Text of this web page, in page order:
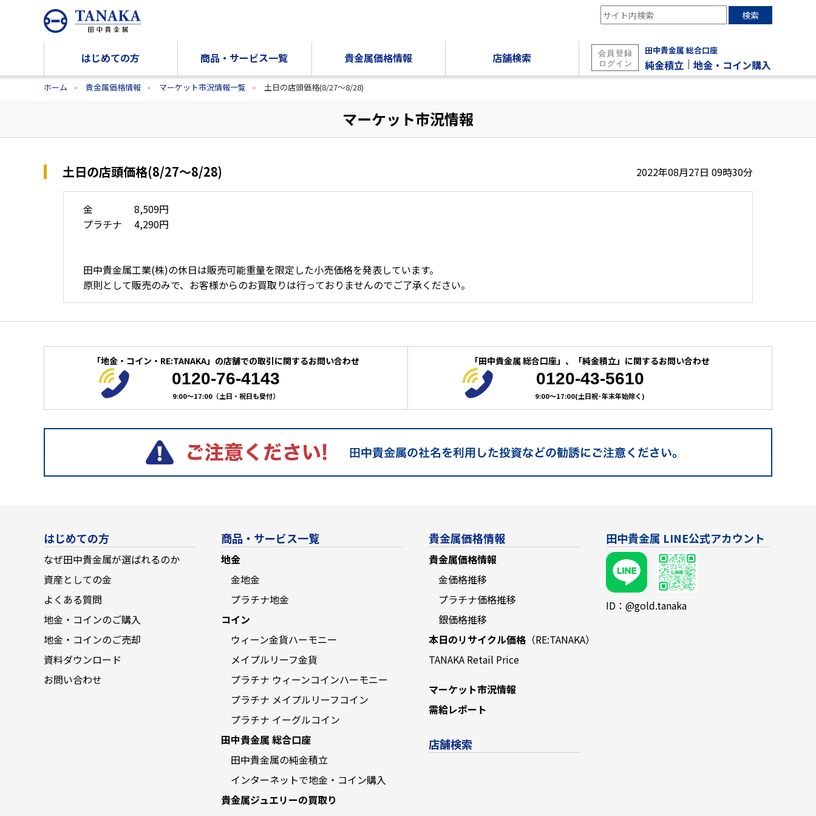
検索
はじめての方 商品・サービス一覧 貴金属価格情報 店舗検索
田中貴金属 総合口座
純金積立 ｜地金・コイン購入
ホーム 貴金属価格情報 マーケット市況情報一覧 土日の店頭価格(8/27～8/28)
マーケット市況情報
土日の店頭価格(8/27～8/28) 2022年08月27日 09時30分
金 8,509円
プラチナ 4,290円
田中貴金属工業(株)の休日は販売可能重量を限定した小売価格を発表しています。
原則として販売のみで、お客様からのお買取りは行っておりませんのでご了承ください。
「地金・コイン・RE:TANAKA」の店舗での取引に関するお問い合わせ
0120-76-4143
9:00～17:00（土日・祝日も受付）
「田中貴金属 総合口座」、 「純金積立」に関するお問い合わせ
0120-43-5610
9:00～17:00(土日祝･年末年始除く)
はじめての方
なぜ田中貴金属が選ばれるのか
資産としての金
よくある質問
地金・コインのご購入
地金・コインのご売却
資料ダウンロード
お問い合わせ
商品・サービス一覧
地金
金地金
プラチナ地金
コイン
ウィーン金貨ハーモニー
メイプルリーフ金貨
プラチナ ウィーンコインハーモニー
プラチナ メイプルリーフコイン
プラチナ イーグルコイン
田中貴金属 総合口座
田中貴金属の純金積立
インターネットで地金・コイン購入
貴金属ジュエリーの買取り
貴金属価格情報
貴金属価格情報
金価格推移
プラチナ価格推移
銀価格推移
本日のリサイクル価格 （RE:TANAKA）
TANAKA Retail Price
マーケット市況情報
需給レポート
店舗検索
田中貴金属 LINE公式アカウント
ID：@gold.tanaka